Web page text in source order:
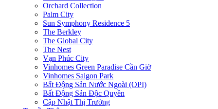
Orchard Collection
Palm City
Sun Symphony Residence 5
The Berkley
The Global City
The Nest
Vạn Phúc City
Vinhomes Green Paradise Cần Giờ
Vinhomes Saigon Park
Bất Động Sản Nước Ngoài (OPI)
Bất Động Sản Độc Quyền
Cập Nhật Thị Trường